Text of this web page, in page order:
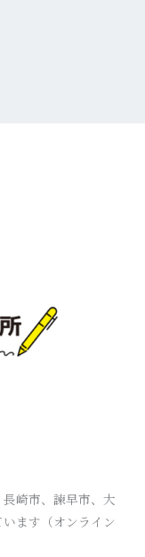
崎市、諫早市、大
ます（オンライン